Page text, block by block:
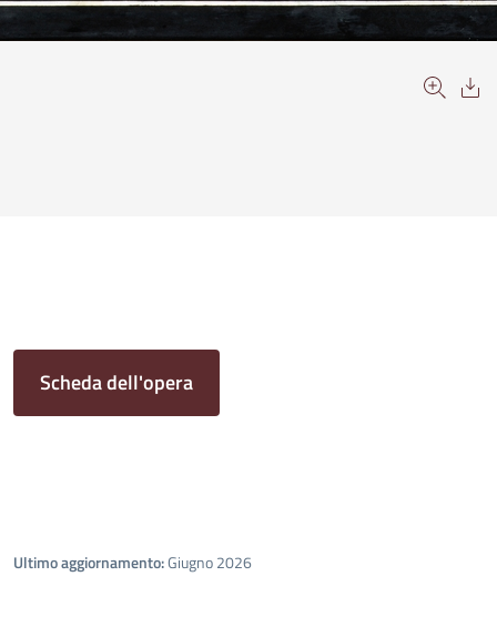
Scheda dell'opera
Ultimo aggiornamento:Giugno 2026